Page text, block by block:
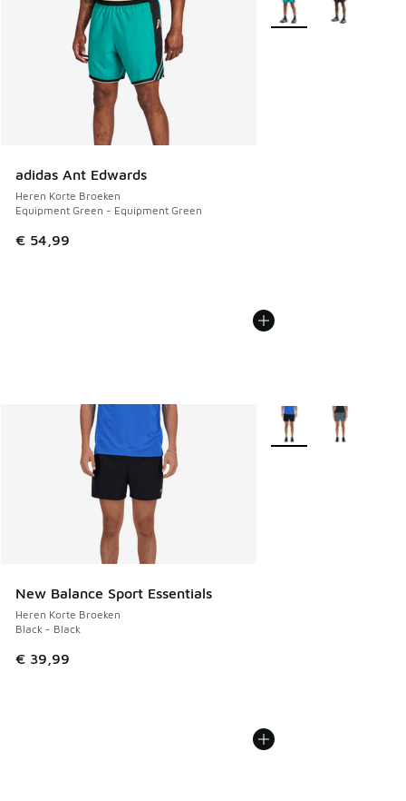
adidas Ant Edwards
Heren Korte Broeken
Equipment Green - Equipment Green
€ 54,99
New Balance Sport Essentials
Heren Korte Broeken
Black - Black
€ 39,99
Meer kleuren